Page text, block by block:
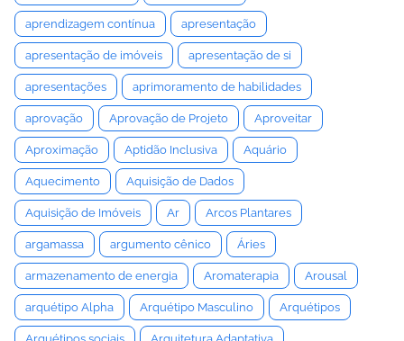
aprendizagem contínua apresentação
apresentação de imóveis apresentação de si
apresentações aprimoramento de habilidades
aprovação Aprovação de Projeto Aproveitar
Aproximação Aptidão Inclusiva Aquário
Aquecimento Aquisição de Dados
Aquisição de Imóveis Ar Arcos Plantares
argamassa argumento cênico Áries
armazenamento de energia Aromaterapia Arousal
arquétipo Alpha Arquétipo Masculino Arquétipos